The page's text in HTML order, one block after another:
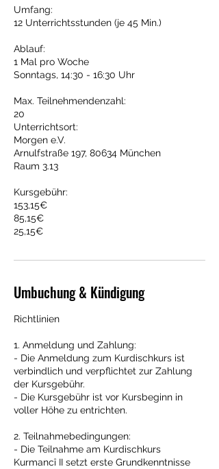
Umfang:
12 Unterrichtsstunden (je 45 Min.)
Ablauf:
1 Mal pro Woche
Sonntags, 14:30 - 16:30 Uhr
Max. Teilnehmendenzahl:
20
Unterrichtsort:
Morgen e.V.
Arnulfstraße 197, 80634 München
Raum 3.13
Kursgebühr:
153,15€
85,15€
25,15€
Umbuchung & Kündigung
Richtlinien
1. Anmeldung und Zahlung:
- Die Anmeldung zum Kurdischkurs ist
verbindlich und verpflichtet zur Zahlung
der Kursgebühr.
- Die Kursgebühr ist vor Kursbeginn in
voller Höhe zu entrichten.
2. Teilnahmebedingungen:
- Die Teilnahme am Kurdischkurs
Kurmancî II setzt erste Grundkenntnisse